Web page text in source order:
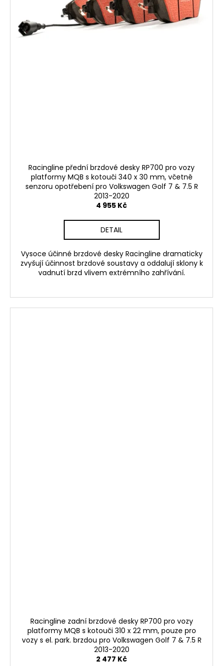
Racingline přední brzdové desky RP700 pro vozy
platformy MQB s kotouči 340 x 30 mm, včetně
senzoru opotřebení pro Volkswagen Golf 7 & 7.5 R
2013-2020
4 955 Kč
DETAIL
Vysoce účinné brzdové desky Racingline dramaticky
zvyšují účinnost brzdové soustavy a oddalují sklony k
vadnutí brzd vlivem extrémního zahřívání.
Racingline zadní brzdové desky RP700 pro vozy
platformy MQB s kotouči 310 x 22 mm, pouze pro
vozy s el. park. brzdou pro Volkswagen Golf 7 & 7.5 R
2013-2020
2 477 Kč